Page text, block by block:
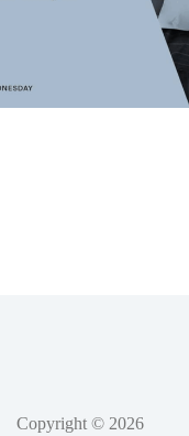
Copyright © 2026